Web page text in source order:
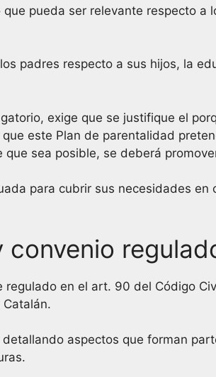
pueda ser relevante respecto a
padres respecto a sus hijos, la
exige que se justifique el
este Plan de parentalidad
sea posible, se deberá
para cubrir sus necesidades
convenio
en el art. 90 del Código
aspectos que forman